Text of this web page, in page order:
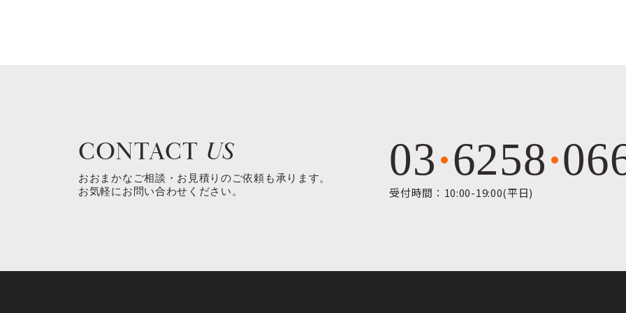
CONTACT US
おおまかなご相談・お見積りのご依頼も承ります。
お気軽にお問い合わせください。
03 6258
受付時間：10:00-19:00(平日)